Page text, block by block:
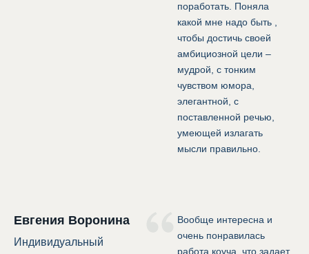
поработать. Поняла
какой мне надо быть ,
чтобы достичь своей
амбициозной цели –
мудрой, с тонким
чувством юмора,
элегантной, с
поставленной речью,
умеющей излагать
мысли правильно.
Евгения Воронина
Индивидуальный
Вообще интересна и
очень понравилась
работа коуча, что задает